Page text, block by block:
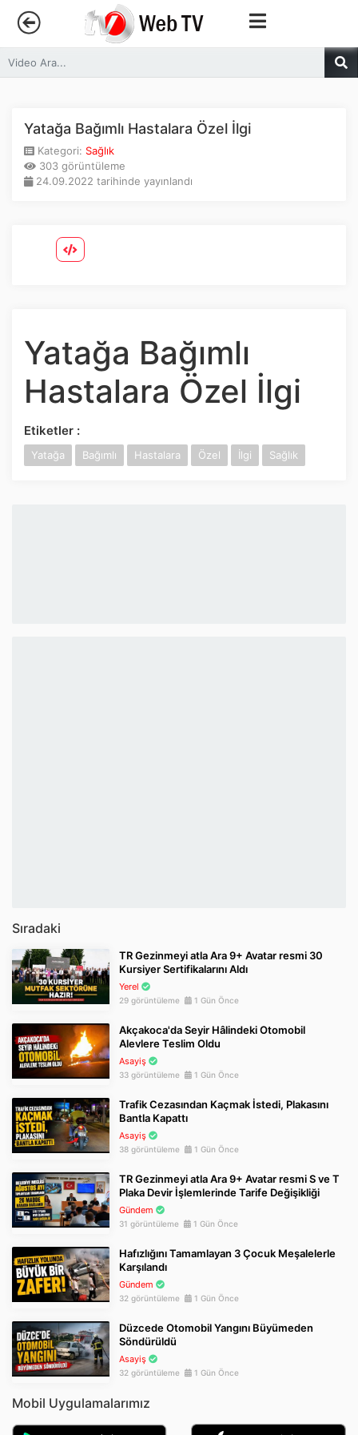
Anasayfa
Canlı Yayın
Sosyal Medya
Google Play
Yatağa Bağımlı Hastalara Özel İlgi
Kategori: Sağlık
303 görüntüleme
24.09.2022 tarihinde yayınlandı
Yatağa Bağımlı
Hastalara Özel İlgi
Etiketler :
Yatağa Bağımlı Hastalara Özel İlgi Sağlık
Sıradaki
TR Gezinmeyi atla Ara 9+ Avatar resmi 30
Kursiyer Sertifikalarını Aldı
Yerel
29 görüntüleme 1 Gün Önce
Akçakoca'da Seyir Hâlindeki Otomobil
Alevlere Teslim Oldu
Asayiş
33 görüntüleme 1 Gün Önce
Trafik Cezasından Kaçmak İstedi, Plakasını
Bantla Kapattı
Asayiş
38 görüntüleme 1 Gün Önce
TR Gezinmeyi atla Ara 9+ Avatar resmi S ve T
Plaka Devir İşlemlerinde Tarife Değişikliği
Gündem
31 görüntüleme 1 Gün Önce
Hafızlığını Tamamlayan 3 Çocuk Meşalelerle
Karşılandı
Gündem
32 görüntüleme 1 Gün Önce
Düzcede Otomobil Yangını Büyümeden
Söndürüldü
Asayiş
32 görüntüleme 1 Gün Önce
Mobil Uygulamalarımız